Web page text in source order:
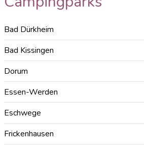
Bad Dürkheim
Bad Kissingen
Dorum
Essen-Werden
Eschwege
Frickenhausen